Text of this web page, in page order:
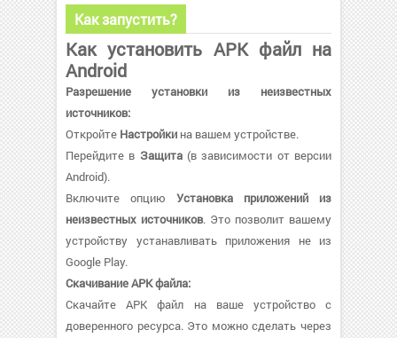
Как запустить?
Как установить APK файл на
Android
Разрешение установки из неизвестных
источников:
Откройте Настройки на вашем устройстве.
Перейдите в Защита(в зависимости от версии
Android).
Включите опцию Установка приложений из
неизвестных источников. Это позволит вашему
устройству устанавливать приложения не из
Google Play.
Скачивание APK файла:
Скачайте APK файл на ваше устройство с
доверенного ресурса. Это можно сделать через